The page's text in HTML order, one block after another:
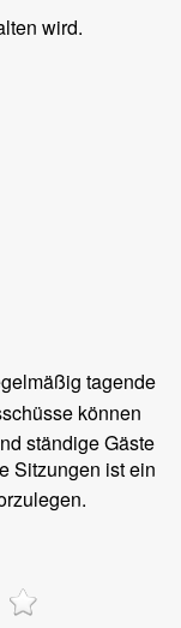
wird.
tagende
können
ständige Gäste
Sitzungen ist ein